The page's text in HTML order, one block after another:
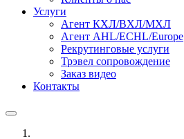
Услуги
Агент КХЛ/ВХЛ/МХЛ
Агент AHL/ECHL/Europe
Рекрутинговые услуги
Трэвел сопровождение
Заказ видео
Контакты